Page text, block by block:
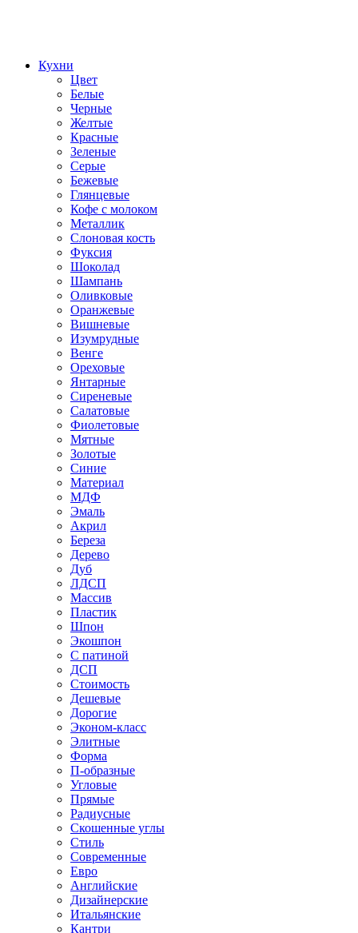
Кухни
Цвет
Белые
Черные
Желтые
Красные
Зеленые
Серые
Бежевые
Глянцевые
Кофе с молоком
Металлик
Слоновая кость
Фуксия
Шоколад
Шампань
Оливковые
Оранжевые
Вишневые
Изумрудные
Венге
Ореховые
Янтарные
Сиреневые
Салатовые
Фиолетовые
Мятные
Золотые
Синие
Материал
МДФ
Эмаль
Акрил
Береза
Дерево
Дуб
ЛДСП
Массив
Пластик
Шпон
Экошпон
С патиной
ДСП
Стоимость
Дешевые
Дорогие
Эконом-класс
Элитные
Форма
П-образные
Угловые
Прямые
Радиусные
Скошенные углы
Стиль
Современные
Евро
Английские
Дизайнерские
Итальянские
Кантри